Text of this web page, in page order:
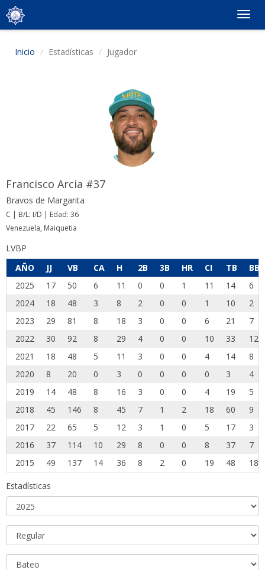
Inicio Estadísticas Jugador
Francisco Arcia #37
Bravos de Margarita
C | B/L: I/D | Edad: 36
Venezuela, Maiquetia
LVBP
AÑO
JJ VB CA H 2B 3B HR CI TB
BB
2025
17 50 6 11 0 0 1 11 14
6
2024
18 48 3 8 2 0 0 1 10
2
2023
29 81 8 18 3 0 0 6 21
7
2022
30 92 8 29 4 0 0 10 33
12
2021
18 48 5 11 3 0 0 4 14
8
2020
8 20 0 3 0 0 0 0 3
4
2019
14 48 8 16 3 0 0 4 19
5
2018
45 146 8 45 7 1 2 18 60
9
2017
22 65 5 12 3 1 0 5 17
3
2016
37 114 10 29 8 0 0 8 37
7
2015
49 137 14 36 8 2 0 19 48 18
Estadísticas